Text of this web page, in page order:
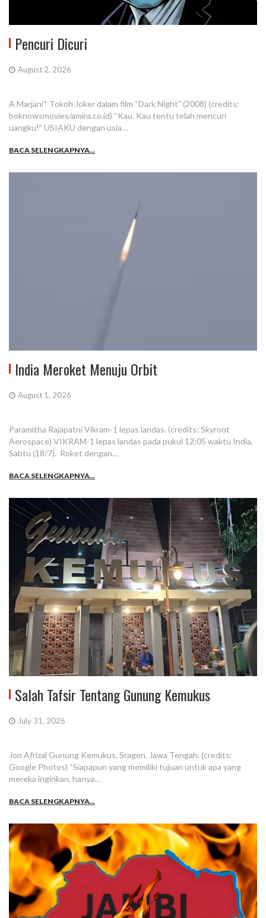
Pencuri Dicuri
August 2, 2026
A Marjani* Tokoh Joker dalam film “Dark Night” (2008) (credits:
boknowsmovies/amira.co.id) “Kau. Kau tentu telah mencuri
uangku!” USIAKU dengan usia…
BACA SELENGKAPNYA...
India Meroket Menuju Orbit
August 1, 2026
Paramitha Rajapatni Vikram-1 lepas landas. (credits: Skyroot
Aerospace) VIKRAM-1 lepas landas pada pukul 12:05 waktu India,
Sabtu (18/7). Roket dengan…
BACA SELENGKAPNYA...
Salah Tafsir Tentang Gunung Kemukus
July 31, 2026
Jon Afrizal Gunung Kemukus, Sragen, Jawa Tengah. (credits:
Google Photos) “Siapapun yang memiliki tujuan untuk apa yang
mereka inginkan, hanya…
BACA SELENGKAPNYA...